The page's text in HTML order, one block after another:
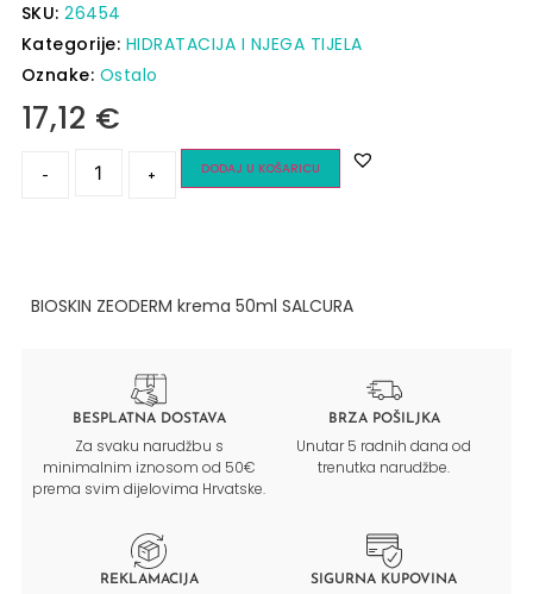
SKU:26454
Kategorije: HIDRATACIJA I NJEGA TIJELA
Oznake: Ostalo
17,12 €
- + DODAJ U KOŠARICU
BIOSKIN ZEODERM krema 50ml SALCURA
BESPLATNA DOSTAVA
Za svaku narudžbu s
minimalnim iznosom od 50€
prema svim dijelovima Hrvatske.
BRZA POŠILJKA
Unutar 5 radnih dana od
trenutka narudžbe.
REKLAMACIJA SIGURNA KUPOVINA